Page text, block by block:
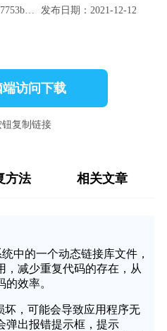
文件MD5：25a55158048e73ada27753b968ca1595 发布日期：2021-12-12
访问下载
复制链接
方法 相关文章
中的一个动态链接库文件，
，减少重复代码的存在，从
效率。
坏，可能会导致应用程序无
弹出报错提示框，提示